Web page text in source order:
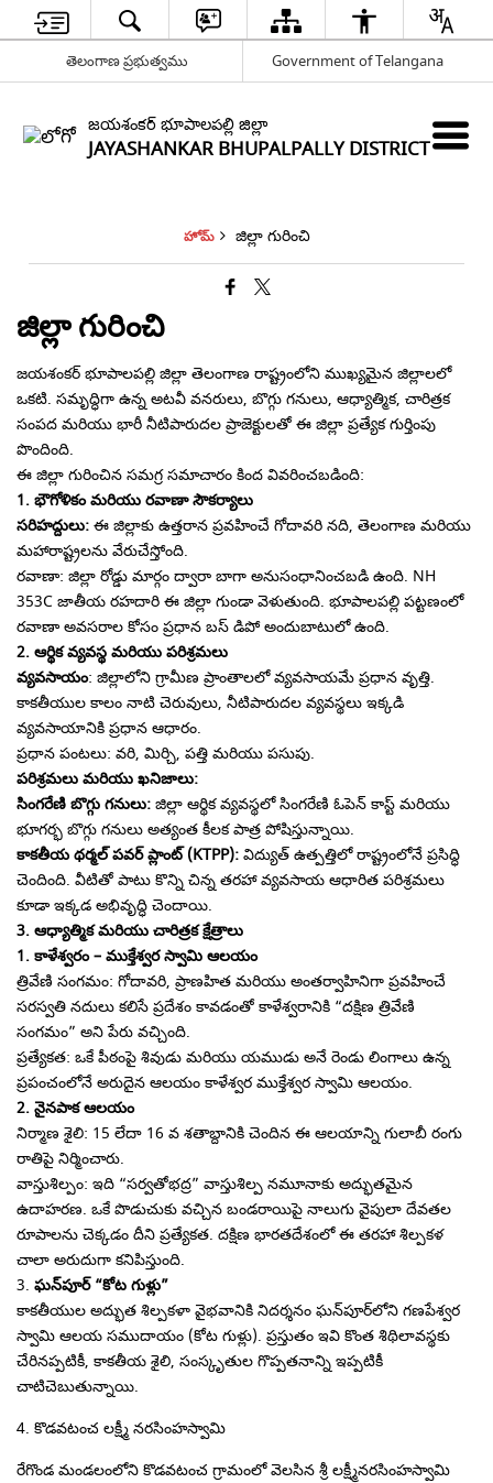
తెలంగాణ ప్రభుత్వము Government of Telangana
జయశంకర్ భూపాలపల్లి జిల్లా
JAYASHANKAR BHUPALPALLY DISTRICT
హోమ్ జిల్లా గురించి
జిల్లా గురించి
జయశంకర్ భూపాలపల్లి జిల్లా తెలంగాణ రాష్ట్రంలోని ముఖ్యమైన జిల్లాలలో
ఒకటి. సమృద్ధిగా ఉన్న అటవీ వనరులు, బొగ్గు గనులు, ఆధ్యాత్మిక, చారిత్రక
సంపద మరియు భారీ నీటిపారుదల ప్రాజెక్టులతో ఈ జిల్లా ప్రత్యేక గుర్తింపు
పొందింది.
​ఈ జిల్లా గురించిన సమగ్ర సమాచారం కింద వివరించబడింది:
1. భౌగోళికం మరియు రవాణా సౌకర్యాలు
​సరిహద్దులు:ఈ జిల్లాకు ఉత్తరాన ప్రవహించే గోదావరి నది, తెలంగాణ మరియు
మహారాష్ట్రలను వేరుచేస్తోంది.
​రవాణా: జిల్లా రోడ్డు మార్గం ద్వారా బాగా అనుసంధానించబడి ఉంది. NH
353C జాతీయ రహదారి ఈ జిల్లా గుండా వెళుతుంది. భూపాలపల్లి పట్టణంలో
రవాణా అవసరాల కోసం ప్రధాన బస్ డిపో అందుబాటులో ఉంది.
​2. ఆర్థిక వ్యవస్థ మరియు పరిశ్రమలు
​వ్యవసాయం: జిల్లాలోని గ్రామీణ ప్రాంతాలలో వ్యవసాయమే ప్రధాన వృత్తి.
కాకతీయుల కాలం నాటి చెరువులు, నీటిపారుదల వ్యవస్థలు ఇక్కడి
వ్యవసాయానికి ప్రధాన ఆధారం.
​ప్రధాన పంటలు: వరి, మిర్చి, పత్తి మరియు పసుపు.
​పరిశ్రమలు మరియు ఖనిజాలు:
​సింగరేణి బొగ్గు గనులు:జిల్లా ఆర్థిక వ్యవస్థలో సింగరేణి ఓపెన్ కాస్ట్ మరియు
భూగర్భ బొగ్గు గనులు అత్యంత కీలక పాత్ర పోషిస్తున్నాయి.
కాకతీయ థర్మల్ పవర్ ప్లాంట్ (KTPP):విద్యుత్ ఉత్పత్తిలో రాష్ట్రంలోనే ప్రసిద్ధి
చెందింది. ​వీటితో పాటు కొన్ని చిన్న తరహా వ్యవసాయ ఆధారిత పరిశ్రమలు
కూడా ఇక్కడ అభివృద్ధి చెందాయి.
​3. ఆధ్యాత్మిక మరియు చారిత్రక క్షేత్రాలు
​1. కాళేశ్వరం – ముక్తేశ్వర స్వామి ఆలయం
​త్రివేణి సంగమం: గోదావరి, ప్రాణహిత మరియు అంతర్వాహినిగా ప్రవహించే
సరస్వతి నదులు కలిసే ప్రదేశం కావడంతో కాళేశ్వరానికి “దక్షిణ త్రివేణి
సంగమం” అని పేరు వచ్చింది.
​ప్రత్యేకత: ఒకే పీఠంపై శివుడు మరియు యముడు అనే రెండు లింగాలు ఉన్న
ప్రపంచంలోనే అరుదైన ఆలయం కాళేశ్వర ముక్తేశ్వర స్వామి ఆలయం.
​2. నైనపాక ఆలయం
​నిర్మాణ శైలి: 15 లేదా 16 వ శతాబ్దానికి చెందిన ఈ ఆలయాన్ని గులాబీ రంగు
రాతిపై నిర్మించారు.
​వాస్తుశిల్పం: ఇది “సర్వతోభద్ర” వాస్తుశిల్ప నమూనాకు అద్భుతమైన
ఉదాహరణ. ఒకే పొడుచుకు వచ్చిన బండరాయిపై నాలుగు వైపులా దేవతల
రూపాలను చెక్కడం దీని ప్రత్యేకత. దక్షిణ భారతదేశంలో ఈ తరహా శిల్పకళ
చాలా అరుదుగా కనిపిస్తుంది.
​3. ఘన్‌పూర్ “కోట గుళ్లు”
​కాకతీయుల అద్భుత శిల్పకళా వైభవానికి నిదర్శనం ఘన్‌పూర్‌లోని గణపేశ్వర
స్వామి ఆలయ సముదాయం (కోట గుళ్లు). ప్రస్తుతం ఇవి కొంత శిథిలావస్థకు
చేరినప్పటికీ, కాకతీయ శైలి, సంస్కృతుల గొప్పతనాన్ని ఇప్పటికీ
చాటిచెబుతున్నాయి.
4. కొడవటంచ లక్ష్మీ నరసింహస్వామి
రేగొండ మండలంలోని కొడవటంచ గ్రామంలో వెలసిన శ్రీ లక్ష్మీనరసింహస్వామి